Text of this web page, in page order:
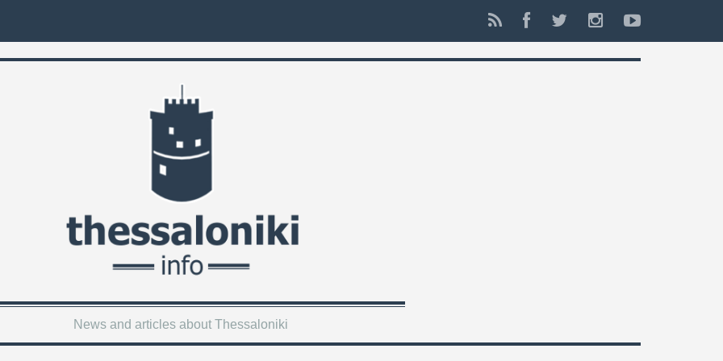
News and articles about Thessaloniki